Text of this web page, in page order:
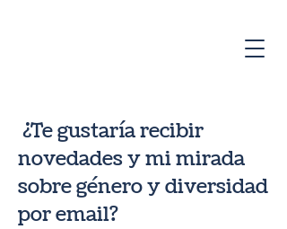
¿Te gustaría recibir
novedades y mi mirada
sobre género y diversidad
por email?